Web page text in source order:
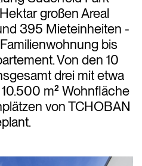
großen Areal
395 Mieteinheiten -
bis
Von den 10
drei mit etwa
m² Wohnfläche
von TCHOBAN